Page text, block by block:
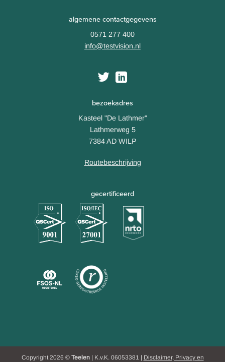
algemene contactgegevens
0571 277 400
info@testvision.nl
bezoekadres
Kasteel "De Lathmer"
Lathmerweg 5
7384 AD WILP
Routebeschrijving
gecertificeerd
Copyright 2026 © Teelen| K.v.K. 06053381 | Disclaimer, Privacy en